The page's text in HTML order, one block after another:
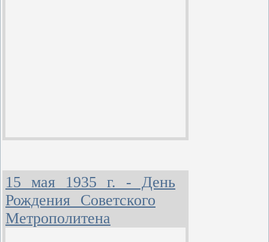
15 мая 1935 г. - День
Рождения Советского
Метрополитена